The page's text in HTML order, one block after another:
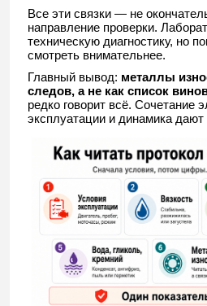
Все эти связки — не
направление проверки.
техническую диагностику, но
смотреть внимательнее.
Главный вывод: металлы
следов, а не как список
редко говорит всё. Сочетание
эксплуатации и динамика